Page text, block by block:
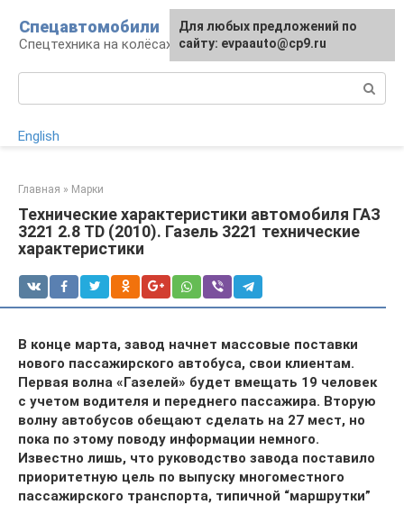
контенту
Спецавтомобили
Спецтехника на колёсах
English
Главная » Марки
Технические характеристики автомобиля ГАЗ
3221 2.8 TD (2010). Газель 3221 технические
характеристики
В конце марта, завод начнет массовые поставки
нового пассажирского автобуса, свои клиентам.
Первая волна «Газелей» будет вмещать 19 человек
с учетом водителя и переднего пассажира. Вторую
волну автобусов обещают сделать на 27 мест, но
пока по этому поводу информации немного.
Известно лишь, что руководство завода поставило
приоритетную цель по выпуску многоместного
пассажирского транспорта, типичной “маршрутки”
Для любых предложений по
сайту: evpaauto@cp9.ru